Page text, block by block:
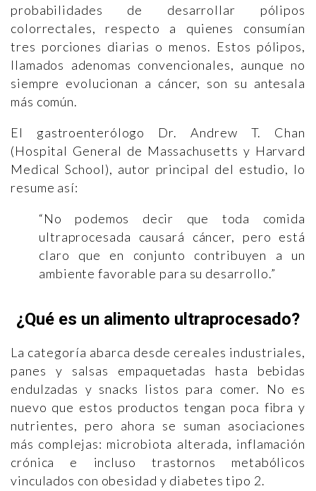
probabilidades de desarrollar pólipos
colorrectales, respecto a quienes consumían
tres porciones diarias o menos. Estos pólipos,
llamados adenomas convencionales, aunque no
siempre evolucionan a cáncer, son su antesala
más común.
El gastroenterólogo Dr. Andrew T. Chan
(Hospital General de Massachusetts y Harvard
Medical School), autor principal del estudio, lo
resume así:
“No podemos decir que toda comida
ultraprocesada causará cáncer, pero está
claro que en conjunto contribuyen a un
ambiente favorable para su desarrollo.”
¿Qué es un alimento ultraprocesado?
La categoría abarca desde cereales industriales,
panes y salsas empaquetadas hasta bebidas
endulzadas y snacks listos para comer. No es
nuevo que estos productos tengan poca fibra y
nutrientes, pero ahora se suman asociaciones
más complejas: microbiota alterada, inflamación
crónica e incluso trastornos metabólicos
vinculados con obesidad y diabetes tipo 2.